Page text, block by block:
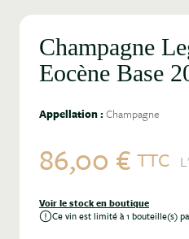
Champagne
Eocène Base
Appellation :Champagne
86,00 € TTC
Voir le stock en boutique
Ce vin est limité à 1 bouteille(s)